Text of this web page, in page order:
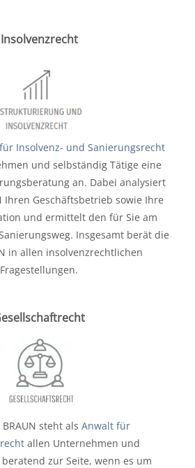
Insolvenzrecht
Insolvenz- und Sanierungsrecht
und selbständig Tätige eine
an. Dabei analysiert
Ihren Geschäftsbetrieb sowie Ihre
und ermittelt den für Sie am
Insgesamt berät die
in allen insolvenzrechtlichen
Fragestellungen.
steht als Anwalt für
allen Unternehmen und
zur Seite, wenn es um